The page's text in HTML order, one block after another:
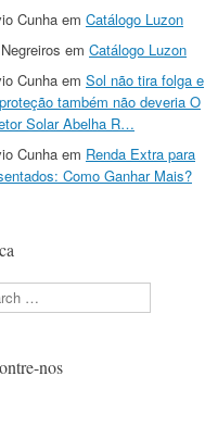
Cunha em Catálogo Luzon
em Catálogo Luzon
Cunha em Sol não tira folga e
também não deveria O
Solar Abelha R…
Cunha em Renda Extra para
Como Ganhar Mais?
nos